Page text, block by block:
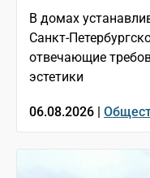
В домах
Санкт-
отвечающие
эстетики
06.08.2026 |